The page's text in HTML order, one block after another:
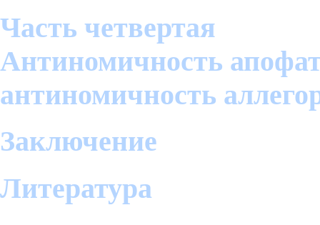
Часть четвертая
Антиномичность
антиномичность
Заключение
Литература